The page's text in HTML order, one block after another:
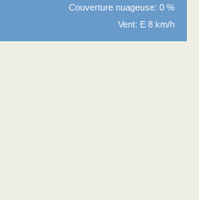
Couverture nuageuse: 0 %
Vent: E 8 km/h